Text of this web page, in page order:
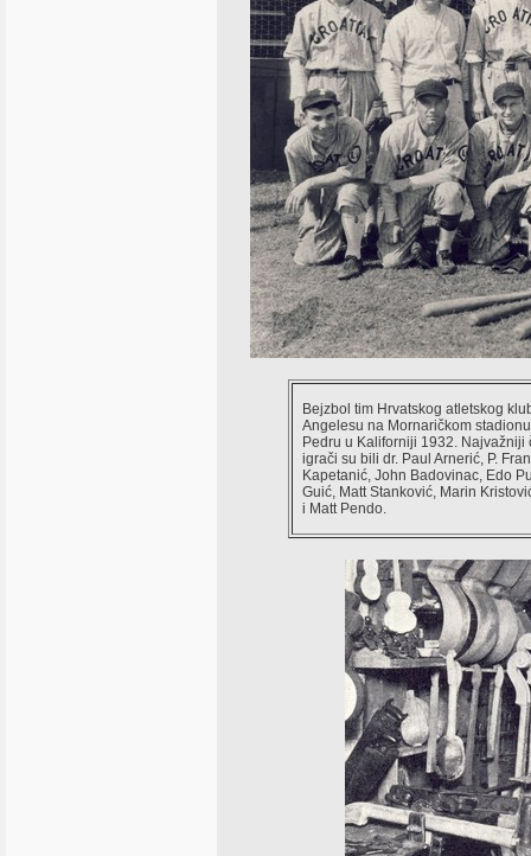
Bejzbol tim Hrvatskog atletskog
Angelesu na Mornaričkom
Pedru u Kaliforniji 1932. Najvažniji
igrači su bili dr. Paul Arnerić, P.
Kapetanić, John Badovinac, Edo
Guić, Matt Stanković, Marin
i Matt Pendo.